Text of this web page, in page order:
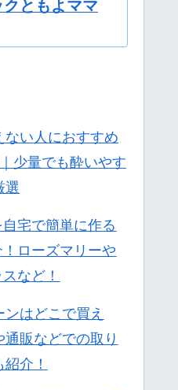
ともよママ
ない人におすすめ
少量でも酔いやす
選
宅で簡単に作る
ローズマリーや
など！
ンはどこで買え
通販などでの取り
介！